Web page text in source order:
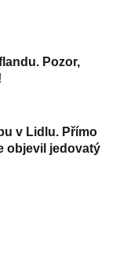
Pozor,
v Lidlu. Přímo
objevil jedovatý